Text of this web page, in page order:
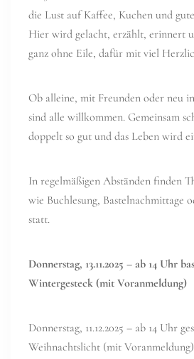
die Lust auf Kaffee, Kuchen und
Hier wird gelacht, erzählt, erinnert
ganz ohne Eile, dafür mit viel
Ob alleine, mit Freunden oder neu
sind alle willkommen. Gemeinsam
doppelt so gut und das Leben wird
In regelmäßigen Abständen finden
wie Buchlesung, Bastelnachmittage
statt.
Donnerstag, 13.11.2025 – ab 14 Uhr
Wintergesteck (mit Voranmeldung)
Donnerstag, 11.12.2025 – ab 14 Uhr
Weihnachtslicht (mit Voranmeldung)